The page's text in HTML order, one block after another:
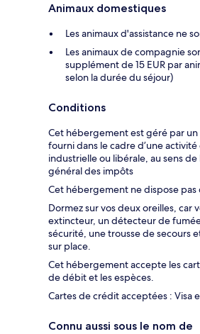
Animaux domestiques
Les animaux d'assistance ne
Les animaux de compagnie
supplément de 15 EUR par
selon la durée du séjour)
Conditions
Cet hébergement est géré par
fourni dans le cadre d’une
industrielle ou libérale, au sens de
général des impôts
Cet hébergement ne dispose pas
Dormez sur vos deux oreilles, car
extincteur, un détecteur de
sécurité, une trousse de secours
sur place.
Cet hébergement accepte les
de débit et les espèces.
Cartes de crédit acceptées : Visa
Connu aussi sous le nom de